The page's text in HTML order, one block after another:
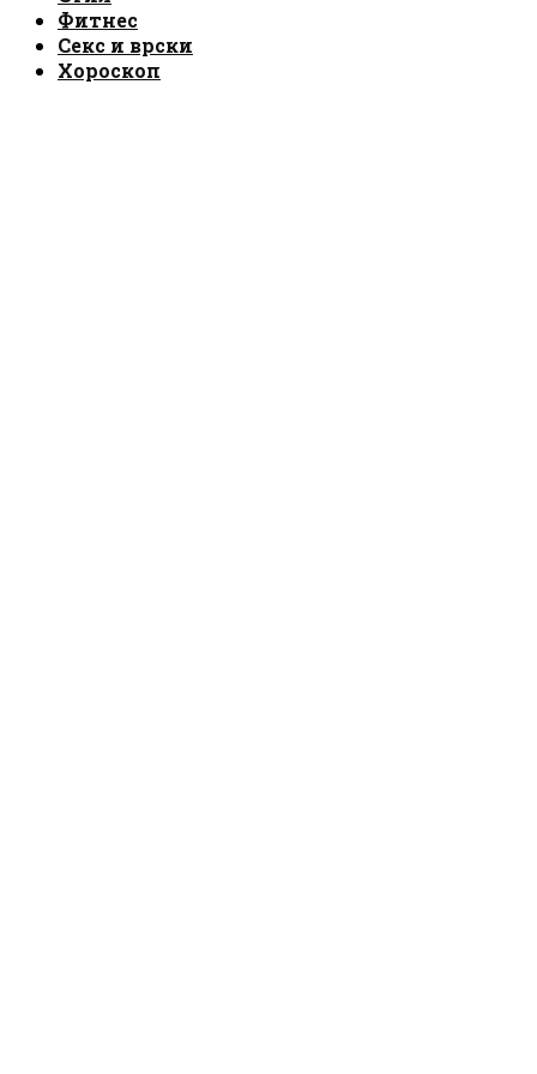
Фитнес
Секс и врски
Хороскоп